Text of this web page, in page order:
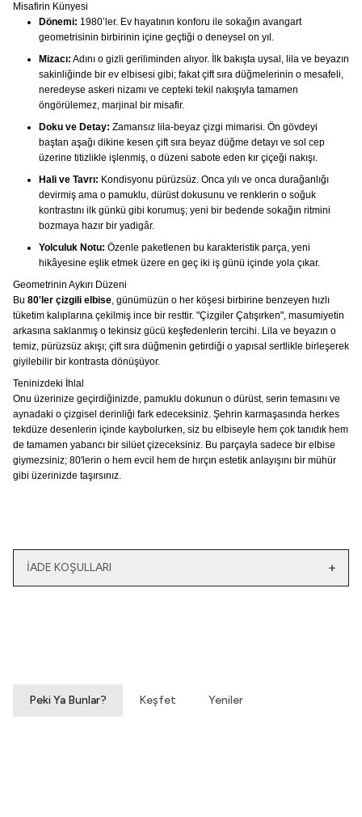
Misafirin Künyesi
Dönemi: 1980’ler. Ev hayatının konforu ile sokağın avangart
geometrisinin birbirinin içine geçtiği o deneysel on yıl.
Mizacı: Adını o gizli geriliminden alıyor. İlk bakışta uysal, lila ve beyazın
sakinliğinde bir ev elbisesi gibi; fakat çift sıra düğmelerinin o mesafeli,
neredeyse askeri nizamı ve cepteki tekil nakışıyla tamamen
öngörülemez, marjinal bir misafir.
Doku ve Detay: Zamansız lila-beyaz çizgi mimarisi. Ön gövdeyi
baştan aşağı dikine kesen çift sıra beyaz düğme detayı ve sol cep
üzerine titizlikle işlenmiş, o düzeni sabote eden kır çiçeği nakışı.
Hali ve Tavrı: Kondisyonu pürüzsüz. Onca yılı ve onca durağanlığı
devirmiş ama o pamuklu, dürüst dokusunu ve renklerin o soğuk
kontrastını ilk günkü gibi korumuş; yeni bir bedende sokağın ritmini
bozmaya hazır bir yadigâr.
Yolculuk Notu: Özenle paketlenen bu karakteristik parça, yeni
hikâyesine eşlik etmek üzere en geç iki iş günü içinde yola çıkar.
Geometrinin Aykırı Düzeni
Bu 80'ler çizgili elbise, günümüzün o her köşesi birbirine benzeyen hızlı
tüketim kalıplarına çekilmiş ince bir resttir. "Çizgiler Çatışırken", masumiyetin
arkasına saklanmış o tekinsiz gücü keşfedenlerin tercihi. Lila ve beyazın o
temiz, pürüzsüz akışı; çift sıra düğmenin getirdiği o yapısal sertlikle birleşerek
giyilebilir bir kontrasta dönüşüyor.
Teninizdeki İhlal
Onu üzerinize geçirdiğinizde, pamuklu dokunun o dürüst, serin temasını ve
aynadaki o çizgisel derinliği fark edeceksiniz. Şehrin karmaşasında herkes
tekdüze desenlerin içinde kaybolurken, siz bu elbiseyle hem çok tanıdık hem
de tamamen yabancı bir silüet çizeceksiniz. Bu parçayla sadece bir elbise
giymezsiniz; 80'lerin o hem evcil hem de hırçın estetik anlayışını bir mühür
gibi üzerinizde taşırsınız.
İADE KOŞULLARI
Peki Ya Bunlar? Keşfet Yeniler